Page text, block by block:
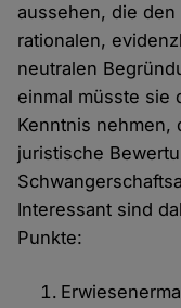
aussehen, die
rationalen,
neutralen
einmal müsste sie
Kenntnis nehmen,
juristische
Interessant sind
Punkte: